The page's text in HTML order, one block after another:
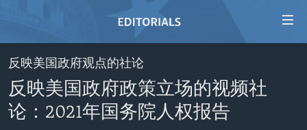
Skip
to
main
content
Skip
HOME
VIDEO
RADIO
反映美国政府观点的社论
反映美国政府政策立场的视频社
论：2021年国务院人权报告